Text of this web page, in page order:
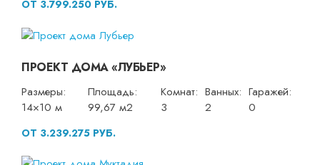
ОТ 3.799.250 РУБ.
ПРОЕКТ ДОМА «ЛУБЬЕР»
Размеры:
14×10 м
Площадь:
99,67 м2
Комнат:
3
Ванных:
2
Гаражей:
0
ОТ 3.239.275 РУБ.